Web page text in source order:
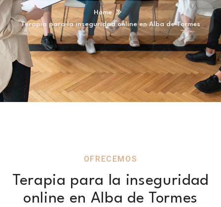
Home
Terapia para la inseguridad online en Alba de Tormes
OFRECEMOS
Terapia para la inseguridad
online en Alba de Tormes